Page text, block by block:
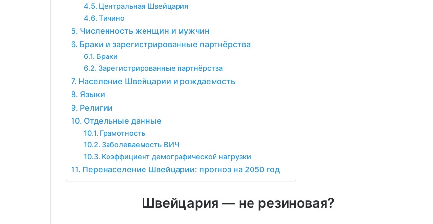
Центральная Швейцария
Тичино
Численность женщин и мужчин
Браки и зарегистрированные партнёрства
Браки
Зарегистрированные партнёрства
Население Швейцарии и рождаемость
Языки
Религии
Отдельные данные
Грамотность
Заболеваемость ВИЧ
Коэффициент демографической нагрузки
Перенаселение Швейцарии: прогноз на 2050 год
Швейцария — не резиновая?